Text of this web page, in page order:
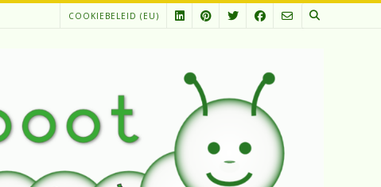
COOKIEBELEID (EU)